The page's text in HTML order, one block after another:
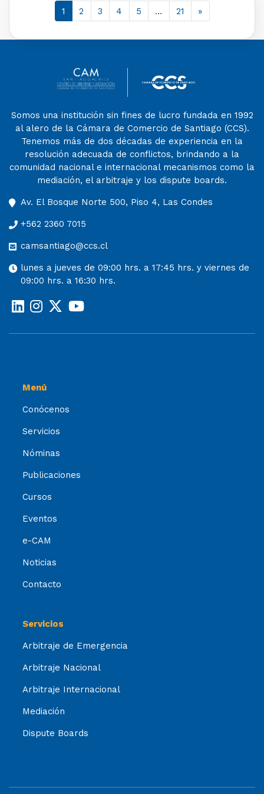
1 2 3 4 5 … 21 »
Somos una institución sin fines de lucro fundada en 1992
al alero de la Cámara de Comercio de Santiago (CCS).
Tenemos más de dos décadas de experiencia en la
resolución adecuada de conflictos, brindando a la
comunidad nacional e internacional mecanismos como la
mediación, el arbitraje y los dispute boards.
Av. El Bosque Norte 500, Piso 4, Las Condes
+562 2360 7015
camsantiago@ccs.cl
lunes a jueves de 09:00 hrs. a 17:45 hrs. y viernes de
09:00 hrs. a 16:30 hrs.
Menú
Conócenos
Servicios
Nóminas
Publicaciones
Cursos
Eventos
e-CAM
Noticias
Contacto
Servicios
Arbitraje de Emergencia
Arbitraje Nacional
Arbitraje Internacional
Mediación
Dispute Boards